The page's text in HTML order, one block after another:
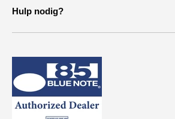
Hulp nodig?